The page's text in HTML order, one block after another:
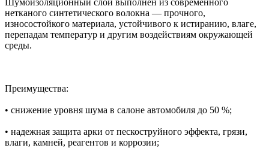
нетканого синтетического волокна — прочного,
износостойкого материала, устойчивого к истиранию, влаге,
перепадам температур и другим воздействиям окружающей
среды.
Преимущества:
• снижение уровня шума в салоне автомобиля до 50 %;
• надежная защита арки от пескоструйного эффекта, грязи,
влаги, камней, реагентов и коррозии;